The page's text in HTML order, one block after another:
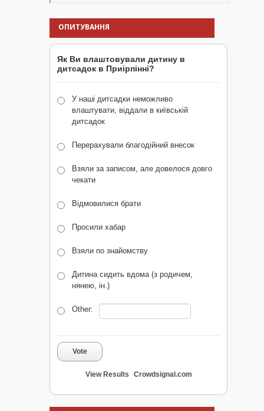
ОПИТУВАННЯ
Як Ви влаштовували дитину в
дитсадок в Приірпінні?
У наші дитсадки неможливо
влаштувати, віддали в київській
дитсадок
Перерахували благодійний внесок
Взяли за записом, але довелося довго
чекати
Відмовилися брати
Просили хабар
Взяли по знайомству
Дитина сидить вдома (з родичем,
нянею, ін.)
Other:
Vote
View Results Crowdsignal.com